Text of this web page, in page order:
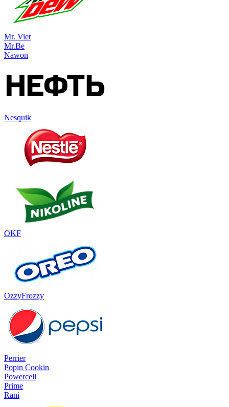
Mr. Viet
Mr.Be
Nawon
Nesquik
OKF
OzzyFrozzy
Perrier
Popin Cookin
Powercell
Prime
Rani